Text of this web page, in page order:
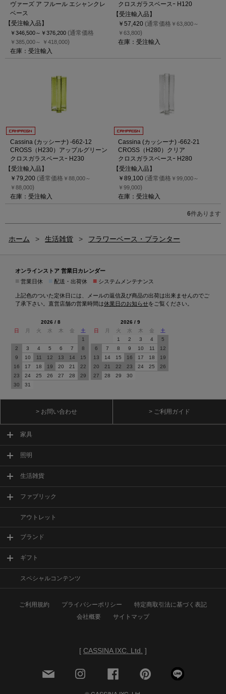
ヴァーズ ア フルール エシャンクレ
ベース
【受注輸入品】
￥346,500～ ￥376,200 (通常価格
￥385,000～ ￥418,000)
在庫：受注輸入
クロスガラスベースｰ H120
【受注輸入品】
￥57,420 (通常価格 ￥63,800～
￥63,800)
在庫：受注輸入
Cassina (カッシーナ) -662-12
CROSS（H230）アップルグリーン
クロスガラスベースｰ H230
【受注輸入品】
￥79,200 (通常価格 ￥88,000～
￥88,000)
在庫：受注輸入
Cassina (カッシーナ) -662-21
CROSS（H280）クリア
クロスガラスベースｰ H280
【受注輸入品】
￥89,100 (通常価格 ￥99,000～
￥99,000)
在庫：受注輸入
6件あります
ホーム > 生活雑貨 > フラワーベース・プランター
オンラインストア 営業日カレンダー
営業日休 配送・出荷休 ■ システムメンテナンス
上記色のついた定休日には、メールの返信及び商品の出荷は出来ませんのでご
了承下さい。直営店舗の営業時間は休業日のお知らせをご覧ください。
2026 / 8
日
月 火 水 木 金
土
1
2
3 4 5 6 7
8
9
10 11 12 13 14
15
16
17 18 19 20 21
22
23
24 25 26 27 28
29
30
31
2026 / 9
日
月 火 水 木 金
土
1
2 3 4
5
6
7 8 9 10 11
12
13
14 15 16 17 18
19
20
21 22 23 24 25
26
27
28 29 30
> お問い合わせ > ご利用ガイド
家具
照明
生活雑貨
ファブリック
アウトレット
ブランド
ギフト
スペシャルコンテンツ
ご利用規約 プライバシーポリシー
特定商取引法に基づく表記
会社概要
サイトマップ
[ CASSINA IXC. Ltd. ]